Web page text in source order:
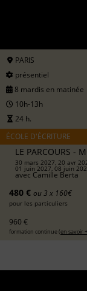
PARIS
présentiel
8 mardis en matinée
10h-13h
24 h.
ÉCOLE D'ÉCRITURE
LE PARCOURS -
30 mars 2027, 20 avr
01 juin 2027, 08 juin
avec Camille Berta
480 € ou 3 x 160€
pour les particuliers
960 €
formation continue (en savoir +